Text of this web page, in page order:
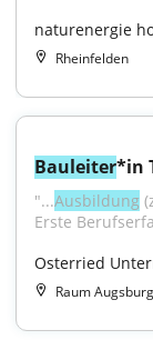
naturenergie
Rheinfelden
Bauleiter*in
"...Ausbildung
Erste
Osterried
Raum